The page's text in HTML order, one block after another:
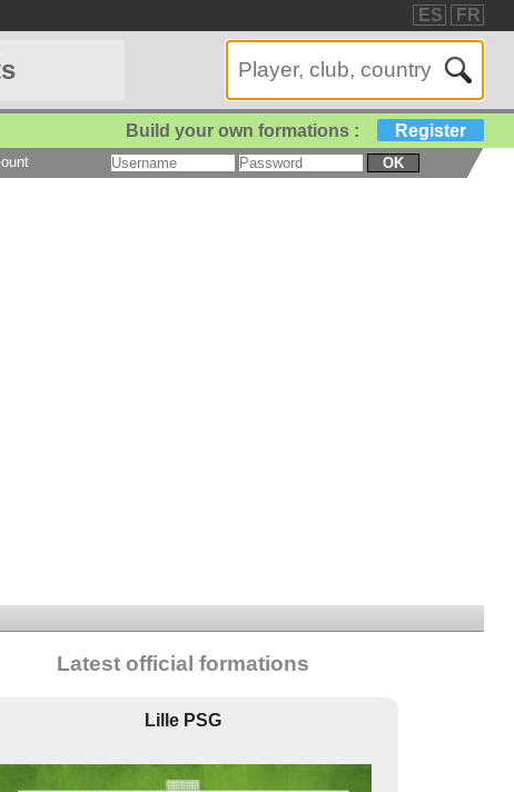
ES FR
Build your own formations : Register
OK
Latest official formations
Lille PSG